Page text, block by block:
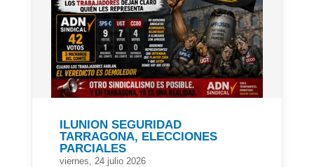
ILUNION SEGURIDAD
TARRAGONA, ELECCIONES
PARCIALES
viernes, 24 julio 2026